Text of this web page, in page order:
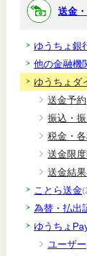
送金
ゆうちょ銀
他の金融機
ゆうちょダ
送金予約
振込・
税金・
送金限
送金結
ことら送金
為替・払出
ゆうちょ
ユーザー